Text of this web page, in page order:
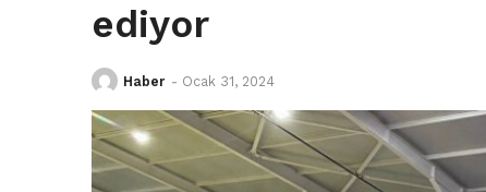
ediyor
Haber - Ocak 31, 2024